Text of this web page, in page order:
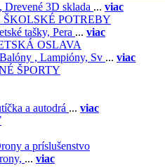
Drevené 3D sklada ... viac
ŠKOLSKÉ POTREBY
tašky, Pera ... viac
OSLAVA
Balóny , Lampióny, Sv ... viac
ŠPORTY
a autodrá ... viac
a príslušenstvo
... viac